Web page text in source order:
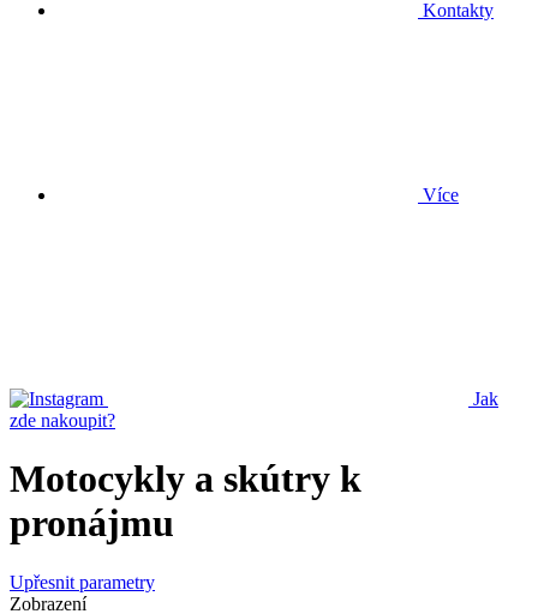
Kontakty
Více
Jak
zde nakoupit?
Motocykly a skútry k
pronájmu
Upřesnit parametry
Zobrazení